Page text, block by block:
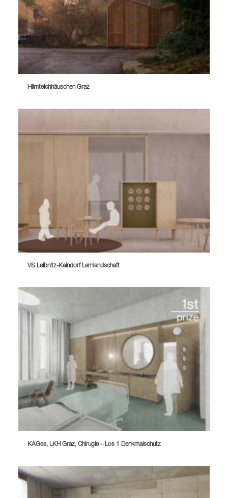
Hilmteichhäuschen Graz
VS Leibnitz-Kaindorf Lernlandschaft
KAGes, LKH Graz, Chirugie – Los 1 Denkmalschutz